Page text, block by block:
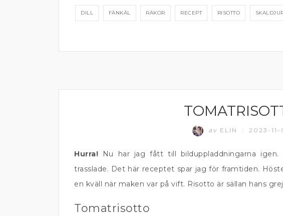
DILL FÄNKÅL RÄKOR RECEPT RISOTTO
av ELIN 2023-11-
Hurra! Nu har jag fått till bilduppladdningarna
trasslade. Det här receptet spar jag för framtiden.
en kväll när maken var på vift. Risotto är sällan hans
Tomatrisotto